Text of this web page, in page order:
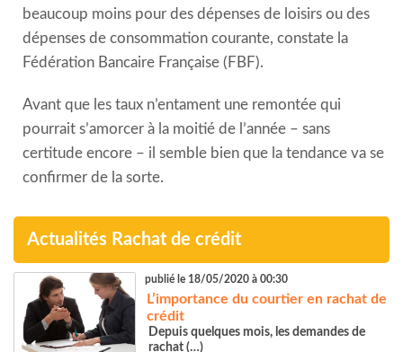
beaucoup moins pour des dépenses de loisirs ou des
dépenses de consommation courante, constate la
Fédération Bancaire Française (FBF).
Avant que les taux n’entament une remontée qui
pourrait s’amorcer à la moitié de l’année – sans
certitude encore – il semble bien que la tendance va se
confirmer de la sorte.
Actualités Rachat de crédit
publié le 18/05/2020 à 00:30
L’importance du courtier en rachat de
crédit
Depuis quelques mois, les demandes de
rachat (…)